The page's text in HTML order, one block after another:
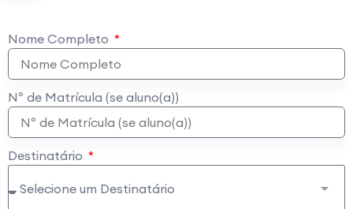
Nome Completo
Nº de Matrícula (se aluno(a))
Destinatário